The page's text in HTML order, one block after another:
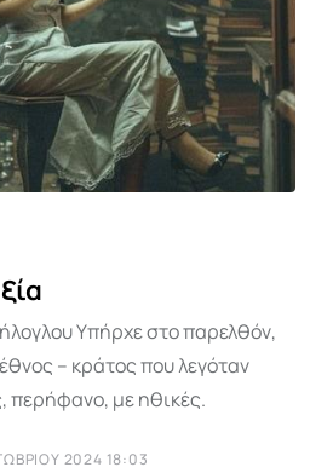
Υπήρχε στο παρελθόν,
– κράτος που λεγόταν
περήφανο, με ηθικές.
2024 18:03